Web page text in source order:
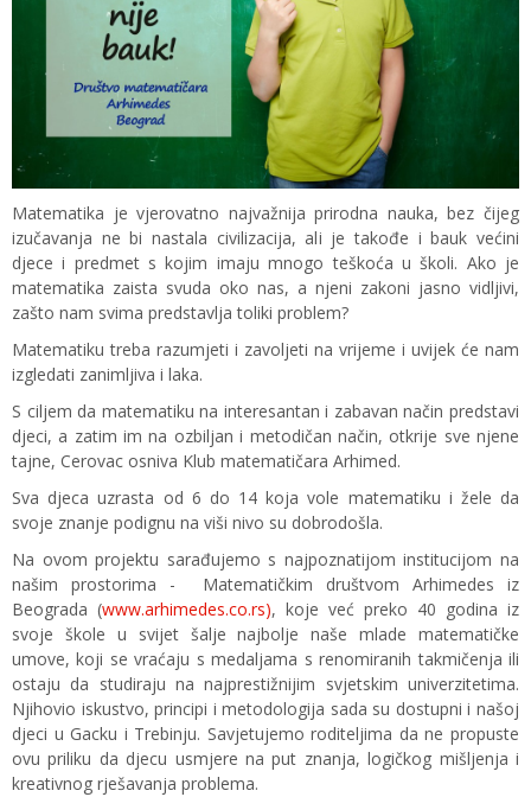
Matematika je vjerovatno najvažnija prirodna nauka, bez čijeg
izučavanja ne bi nastala civilizacija, ali je takođe i bauk većini
djece i predmet s kojim imaju mnogo teškoća u školi. Ako je
matematika zaista svuda oko nas, a njeni zakoni jasno vidljivi,
zašto nam svima predstavlja toliki problem?
Matematiku treba razumjeti i zavoljeti na vrijeme i uvijek će nam
izgledati zanimljiva i laka.
S ciljem da matematiku na interesantan i zabavan način predstavi
djeci, a zatim im na ozbiljan i metodičan način, otkrije sve njene
tajne, Cerovac osniva Klub matematičara Arhimed.
Sva djeca uzrasta od 6 do 14 koja vole matematiku i žele da
svoje znanje podignu na viši nivo su dobrodošla.
Na ovom projektu sarađujemo s najpoznatijom institucijom na
našim prostorima - Matematičkim društvom Arhimedes iz
Beograda (www.arhimedes.co.rs), koje već preko 40 godina iz
svoje škole u svijet šalje najbolje naše mlade matematičke
umove, koji se vraćaju s medaljama s renomiranih takmičenja ili
ostaju da studiraju na najprestižnijim svjetskim univerzitetima.
Njihovio iskustvo, principi i metodologija sada su dostupni i našoj
djeci u Gacku i Trebinju. Savjetujemo roditeljima da ne propuste
ovu priliku da djecu usmjere na put znanja, logičkog mišljenja i
kreativnog rješavanja problema.